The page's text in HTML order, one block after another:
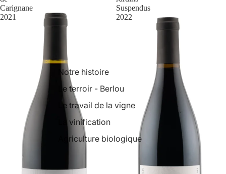
Notre histoire
Le terroir - Berlou
Le travail de la vigne
La vinification
Agriculture biologique
Carignane
2021
Suspendus
2022